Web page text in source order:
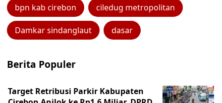
bpn kab cirebon ciledug metropolitan
Damkar sindanglaut dasar
Berita Populer
Target Retribusi Parkir Kabupaten